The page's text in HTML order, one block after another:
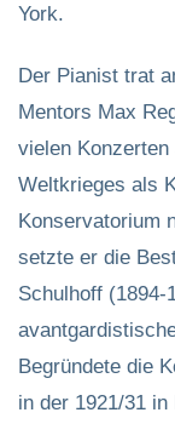
York.
Der Pianist trat
Mentors Max
vielen
Weltkrieges als
Konservatorium
setzte er die
Schulhoff (1894-
Begründete die
in der 1921/31